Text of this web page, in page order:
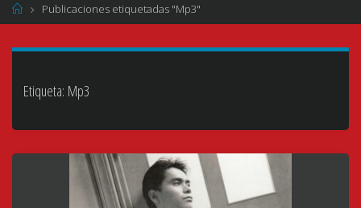
Página
de
Publicaciones etiquetadas "Mp3"
Etiqueta: Mp3